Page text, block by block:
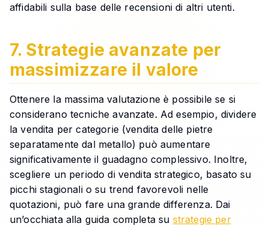
affidabili sulla base delle recensioni di altri utenti.
7. Strategie avanzate per
massimizzare il valore
Ottenere la massima valutazione è possibile se si
considerano tecniche avanzate. Ad esempio, dividere
la vendita per categorie (vendita delle pietre
separatamente dal metallo) può aumentare
significativamente il guadagno complessivo. Inoltre,
scegliere un periodo di vendita strategico, basato su
picchi stagionali o su trend favorevoli nelle
quotazioni, può fare una grande differenza. Dai
un’occhiata alla guida completa su strategie per